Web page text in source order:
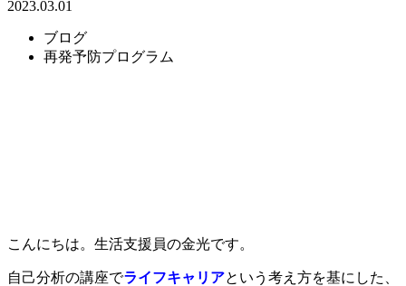
2023.03.01
ブログ
再発予防プログラム
こんにちは。生活支援員の金光です。
自己分析の講座でライフキャリアという考え方を基にした、